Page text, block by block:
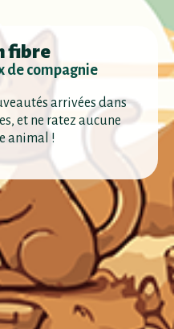
fibre
de compagnie
arrivées dans
et ne ratez aucune
animal !